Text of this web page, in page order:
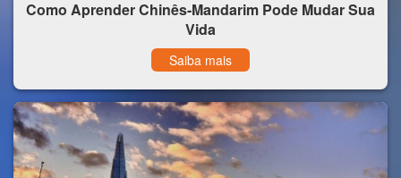
Como Aprender Chinês-Mandarim Pode Mudar Sua
Vida
Saiba mais